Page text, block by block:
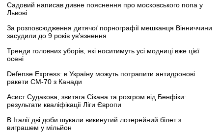
Садовий написав дивне пояснення про московського попа у
Львові
За розповсюдження дитячої порнографії мешканця Вінниччини
засудили до 9 років ув’язнення
Тренди головних уборів, які носитимуть усі модниці вже цієї
осені
Defense Express: в Україну можуть потрапити антидронові
ракети CM-70 з Канади
Асист Судакова, звитяга Сікана та розгром від Бенфіки:
результати кваліфікації Ліги Європи
В Італії дві доби шукали викинутий лотерейний білет з
виграшем у мільйон